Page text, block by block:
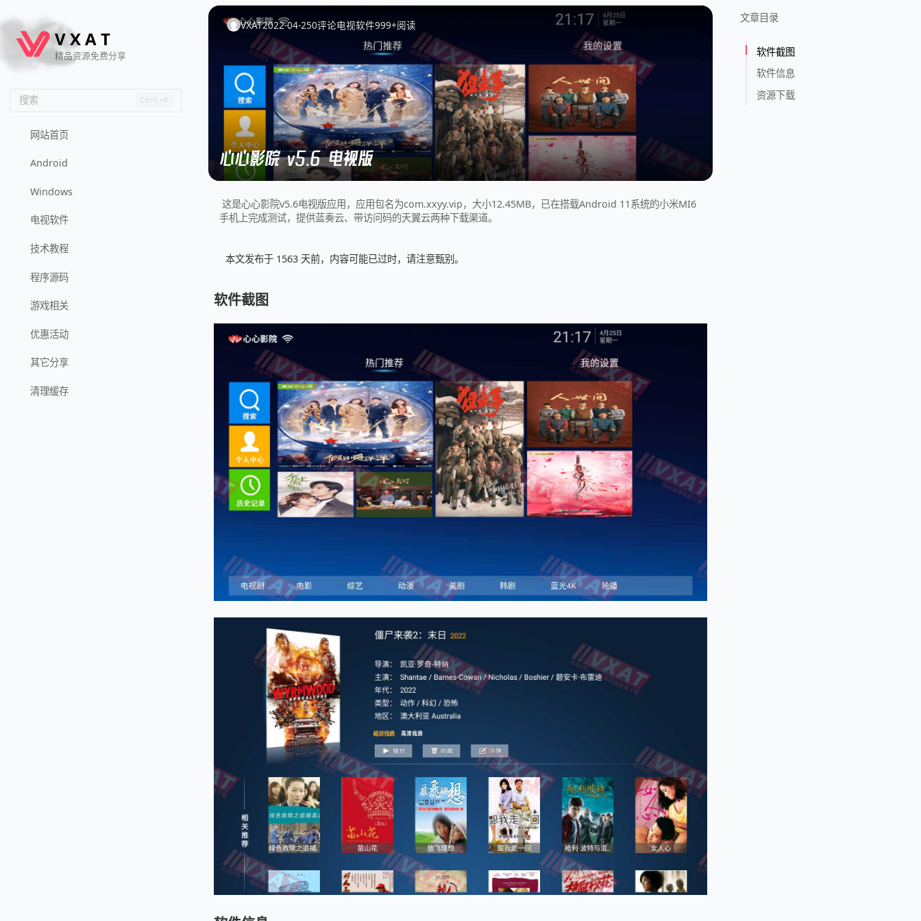
🙌
🐟
🏖️
VXA T
精品资源免费分享
搜索 Ctrl+K
网站首页
Android
Windows
电视软件
技术教程
程序源码
游戏相关
优惠活动
其它分享
清理缓存
VXAT2022-04-250评论电视软件999+阅读
心心影院 v5.6 电视版
这是心心影院v5.6电视版应用，应用包名为com.xxyy.vip，大小12.45MB，已在搭载Android 11系统的小米MI6
手机上完成测试，提供蓝奏云、带访问码的天翼云两种下载渠道。
本文发布于 1563 天前，内容可能已过时，请注意甄别。
软件截图
文章目录
软件截图
软件信息
资源下载